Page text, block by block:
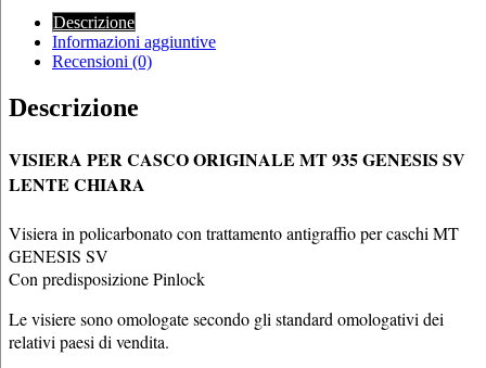
Descrizione
Informazioni aggiuntive
Recensioni (0)
Descrizione
VISIERA PER CASCO ORIGINALE MT 935 GENESIS SV
LENTE CHIARA
Visiera in policarbonato con trattamento antigraffio per caschi MT
GENESIS SV
Con predisposizione Pinlock
Le visiere sono omologate secondo gli standard omologativi dei
relativi paesi di vendita.